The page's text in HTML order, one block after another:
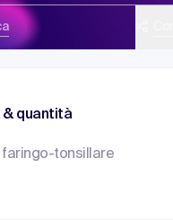
& quantità
faringo-tonsillare